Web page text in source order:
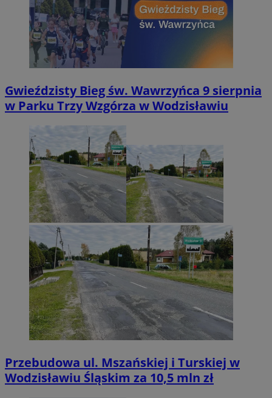
Gwieździsty Bieg św. Wawrzyńca 9 sierpnia
w Parku Trzy Wzgórza w Wodzisławiu
Przebudowa ul. Mszańskiej i Turskiej w
Wodzisławiu Śląskim za 10,5 mln zł